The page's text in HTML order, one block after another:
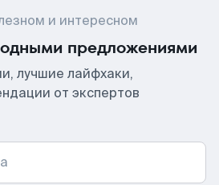
и интересном
предложениями
лучшие лайфхаки,
от экспертов